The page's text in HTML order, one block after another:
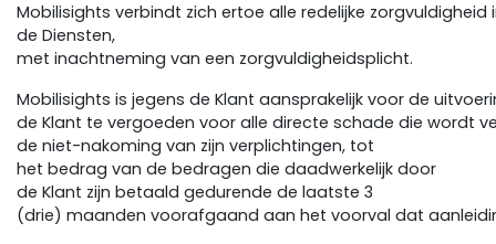
Mobilisights verbindt zich ertoe alle redelijke
de Diensten,
met inachtneming van een zorgvuldigheidsplicht.
Mobilisights is jegens de Klant aansprakelijk voor de
de Klant te vergoeden voor alle directe schade die wordt
de niet-nakoming van zijn verplichtingen, tot
het bedrag van de bedragen die daadwerkelijk door
de Klant zijn betaald gedurende de laatste 3
(drie) maanden voorafgaand aan het voorval dat